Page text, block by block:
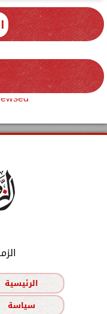
الرئيسية
سياسة